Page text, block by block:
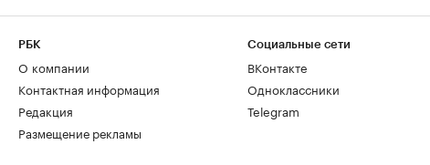
РБК
О компании
Контактная информация
Редакция
Размещение рекламы
Социальные сети
ВКонтакте
Одноклассники
Telegram